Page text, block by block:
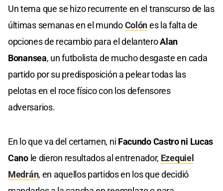
Un tema que se hizo recurrente en el transcurso de las
últimas semanas en el mundoColónes la falta de
opciones de recambio para el delanteroAlan
Bonansea, un futbolista de mucho desgaste en cada
partido por su predisposición a pelear todas las
pelotas en el roce físico con los defensores
adversarios.
En lo que va del certamen, ni Facundo Castro ni Lucas
Canole dieron resultados al entrenador, Ezequiel
Medrán, en aquellos partidos en los que decidió